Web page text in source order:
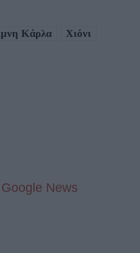
Κάρλα
Χιόνι
News